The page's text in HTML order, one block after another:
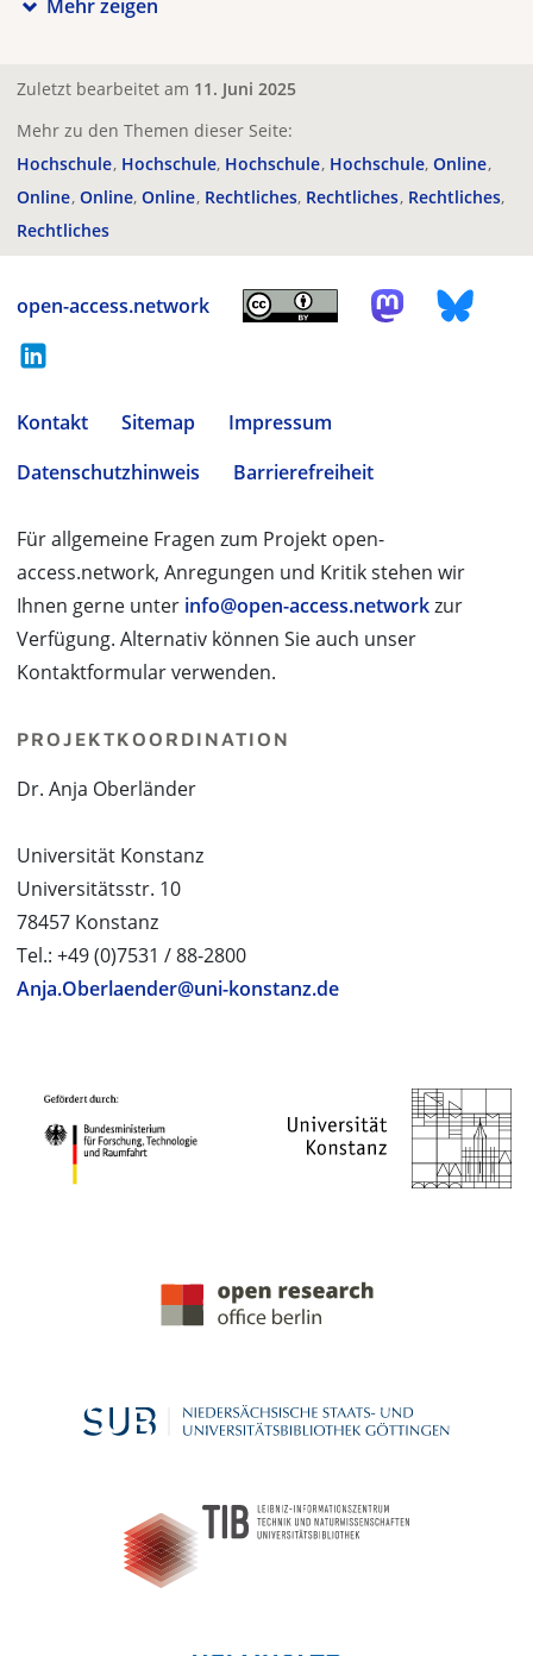
Mehr zeigen
Zuletzt bearbeitet am 11. Juni 2025
Mehr zu den Themen dieser Seite:
Hochschule Hochschule Hochschule Hochschule Online
Online Online Online Rechtliches Rechtliches Rechtliches
Rechtliches
open-access.network
Kontakt Sitemap
Impressum
Datenschutzhinweis
Barrierefreiheit
Für allgemeine Fragen zum Projekt open-
access.network, Anregungen und Kritik stehen wir
Ihnen gerne unter info@open-access.networkzur
Verfügung. Alternativ können Sie auch unser
Kontaktformular verwenden.
PROJEKTKOORDINATION
Dr. Anja Oberländer
Universität Konstanz
Universitätsstr. 10
78457 Konstanz
Tel.: +49 (0)7531 / 88-2800
Anja.Oberlaender@uni-konstanz.de